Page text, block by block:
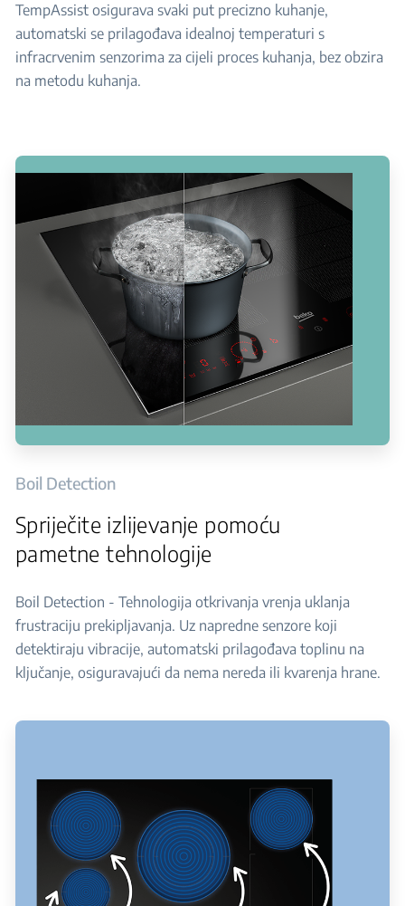
TempAssist osigurava svaki put precizno kuhanje,
automatski se prilagođava idealnoj temperaturi s
infracrvenim senzorima za cijeli proces kuhanja, bez obzira
na metodu kuhanja.
Boil Detection
Spriječite izlijevanje pomoću
pametne tehnologije
Boil Detection - Tehnologija otkrivanja vrenja uklanja
frustraciju prekipljavanja. Uz napredne senzore koji
detektiraju vibracije, automatski prilagođava toplinu na
ključanje, osiguravajući da nema nereda ili kvarenja hrane.